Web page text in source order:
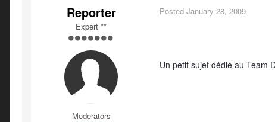
Reporter
Expert **
Moderators
Posted January 28, 2009
Un petit sujet dédié au Team